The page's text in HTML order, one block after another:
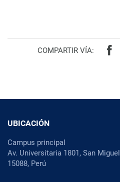
COMPARTIR VÍA:
UBICACIÓN
Campus principal
Av. Universitaria 1801, San Miguel
15088, Perú